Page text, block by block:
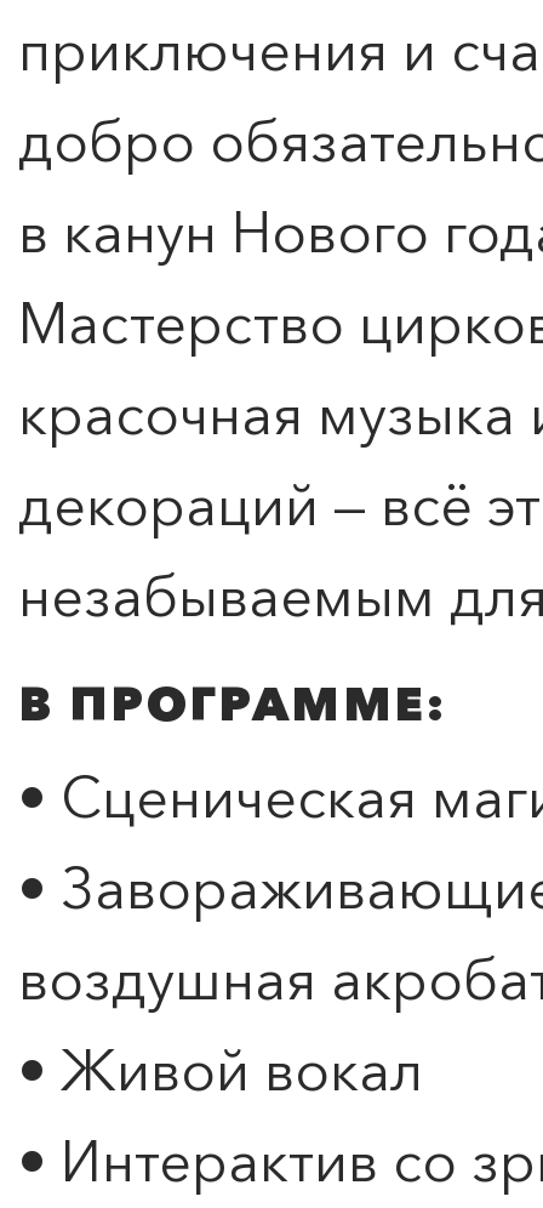
приключения и
добро
в канун Нового
Мастерство
красочная
декораций — всё
незабываемым
В ПРОГРАММЕ:
• Сценическая
•
воздушная
• Живой вокал
• Интерактив со